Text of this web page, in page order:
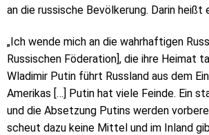
an die russische Bevölkerung. Darin heißt
„Ich wende mich an die wahrhaftigen
Russischen Föderation], die ihre Heimat
Wladimir Putin führt Russland aus dem
Amerikas […] Putin hat viele Feinde. Ein
und die Absetzung Putins werden
scheut dazu keine Mittel und im Inland